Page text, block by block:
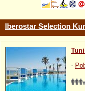
Iberostar Selection
-